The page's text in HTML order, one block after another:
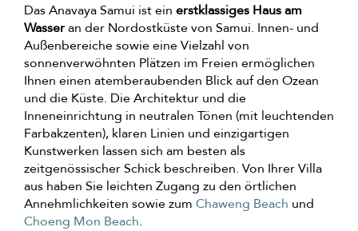
Das Anavaya Samui ist ein erstklassiges Haus am
Wasseran der Nordostküste von Samui. Innen- und
Außenbereiche sowie eine Vielzahl von
sonnenverwöhnten Plätzen im Freien ermöglichen
Ihnen einen atemberaubenden Blick auf den Ozean
und die Küste. Die Architektur und die
Inneneinrichtung in neutralen Tönen (mit leuchtenden
Farbakzenten), klaren Linien und einzigartigen
Kunstwerken lassen sich am besten als
zeitgenössischer Schick beschreiben. Von Ihrer Villa
aus haben Sie leichten Zugang zu den örtlichen
Annehmlichkeiten sowie zum Chaweng Beach und
Choeng Mon Beach.